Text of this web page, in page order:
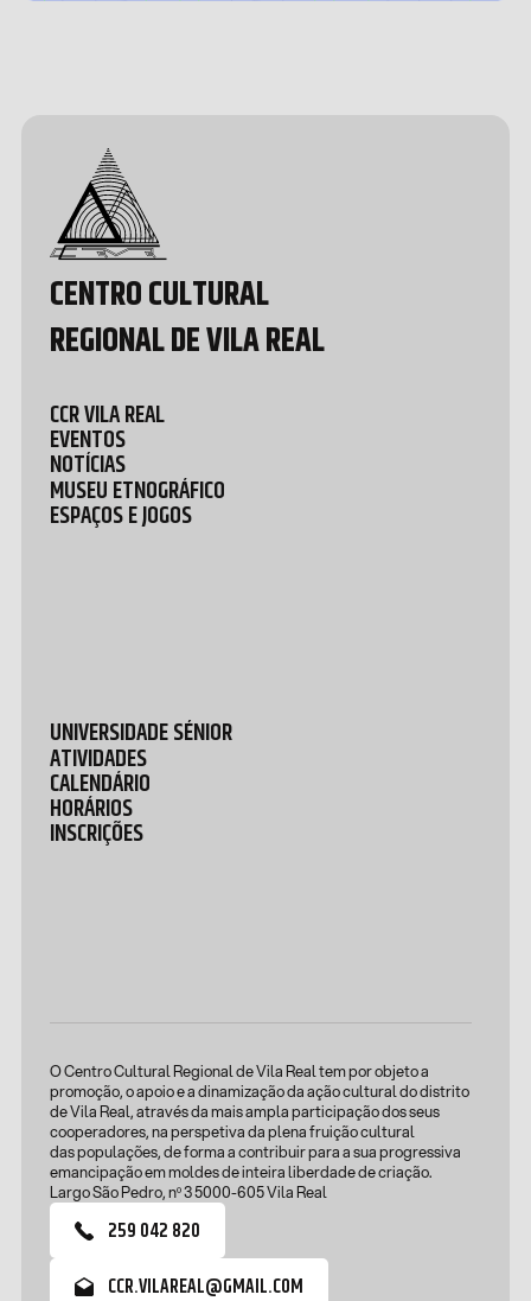
CENTRO CULTURAL
REGIONAL DE VILA REAL
CCR VILA REAL
EVENTOS
NOTÍCIAS
MUSEU ETNOGRÁFICO
ESPAÇOS E JOGOS
UNIVERSIDADE SÉNIOR
ATIVIDADES
CALENDÁRIO
HORÁRIOS
INSCRIÇÕES
O Centro Cultural Regional de Vila Real tem por objeto a
promoção, o apoio e a dinamização da ação cultural do distrito
de Vila Real, através da mais ampla participação dos seus
cooperadores, na perspetiva da plena fruição cultural
das populações, de forma a contribuir para a sua progressiva
emancipação em moldes de inteira liberdade de criação.
Largo São Pedro, nº 3 5000-605 Vila Real
259 042 820
CCR.VILAREAL@GMAIL.COM
Development
Quental